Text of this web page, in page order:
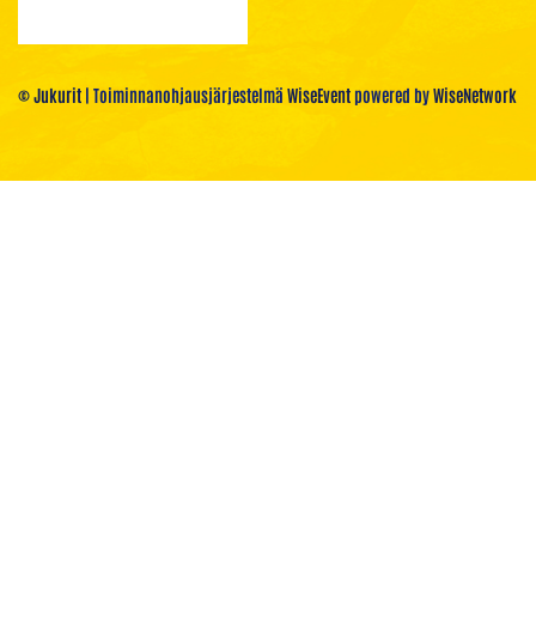
© Jukurit | Toiminnanohjausjärjestelmä WiseEventpowered byWiseNetwork